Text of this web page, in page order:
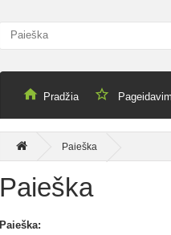
Pradžia
Paieška
Paieška
Paieška: